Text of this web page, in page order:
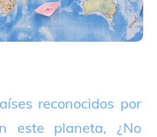
reconocidos por
este planeta, ¿No